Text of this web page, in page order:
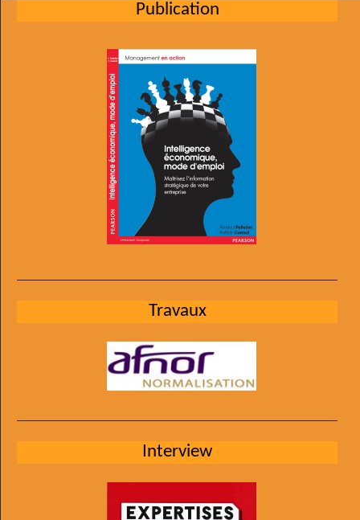
Publication
Travaux
Interview